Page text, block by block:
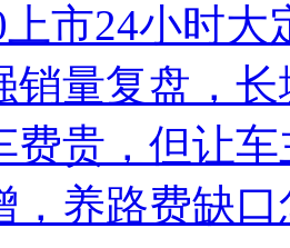
市24小时大
销量复盘，
费贵，但让
，养路费缺